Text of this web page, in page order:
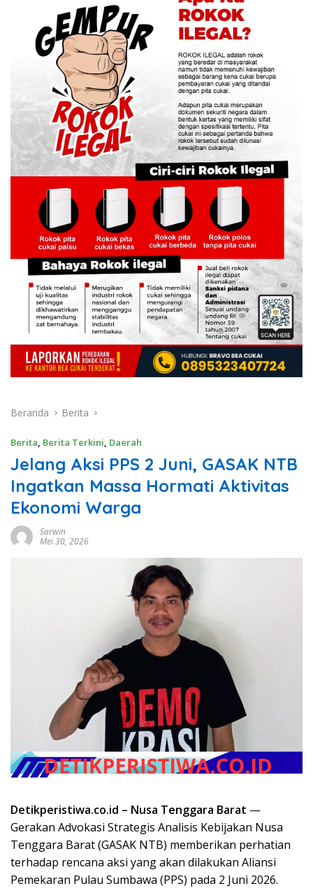
Beranda Berita
Berita, Berita Terkini, Daerah
Jelang Aksi PPS 2 Juni, GASAK NTB
Ingatkan Massa Hormati Aktivitas
Ekonomi Warga
Sarwin
Mei 30, 2026
Detikperistiwa.co.id – Nusa Tenggara Barat —
Gerakan Advokasi Strategis Analisis Kebijakan Nusa
Tenggara Barat (GASAK NTB) memberikan perhatian
terhadap rencana aksi yang akan dilakukan Aliansi
Pemekaran Pulau Sumbawa (PPS) pada 2 Juni 2026.